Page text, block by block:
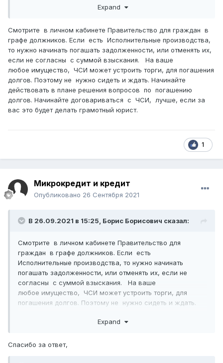
1) если я зарегистрируюь как ИП могут ли судебные
2) на меня зарегистроированы автомашина и два дома ,
если судебные исполнители будут удерживать с моего
дохода от ИП за долги по кредитам, то они же не могут
изьять и продать автомашину или дом?
3) Перед тем как арестовать или продать имущество
судебные исполнители обязаны уведомлять об аресте
или продаже имущества?
Expand
Смотрите в личном кабинете Правительство для граждан в
графе должников. Если есть Исполнительные производства,
то нужно начинать погашать задолженности, или отменять их,
если не согласны с суммой взыскания. На ваше
любое имущество, ЧСИ может устроить торги, для погашения
долгов. Поэтому не нужно сидеть и ждать. Начинайте
действовать в плане решения вопросов по погашению
долгов. Начинайте договариваться с ЧСИ, лучше, если за
вас это будет делать грамотный юрист.
1
Микрокредит и кредит
Опубликовано 26 Сентября 2021
В 26.09.2021 в 15:25, Борис Борисович сказал:
Смотрите в личном кабинете Правительство для
граждан в графе должников. Если есть
Исполнительные производства, то нужно начинать
погашать задолженности, или отменять их, если не
согласны с суммой взыскания. На ваше
любое имущество, ЧСИ может устроить торги, для
погашения долгов. Поэтому не нужно сидеть и ждать.
погашению долгов. Начинайте договариваться с ЧСИ,
Expand
Спасибо за ответ,